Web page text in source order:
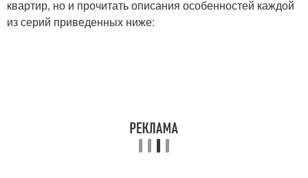
квартир, но и прочитать описания особенностей каждой
из серий приведенных ниже: